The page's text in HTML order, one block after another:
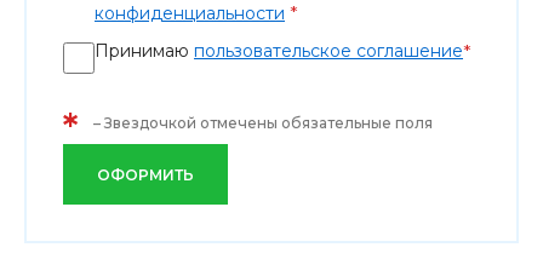
конфиденциальности *
Принимаю пользовательское соглашение*
* – Звездочкой отмечены обязательные поля
ОФОРМИТЬ